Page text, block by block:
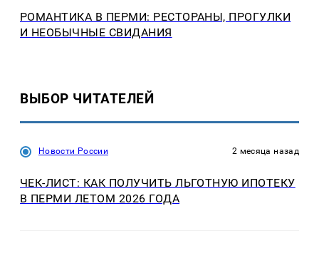
РОМАНТИКА В ПЕРМИ: РЕСТОРАНЫ, ПРОГУЛКИ
И НЕОБЫЧНЫЕ СВИДАНИЯ
ВЫБОР ЧИТАТЕЛЕЙ
Новости России 2 месяца назад
ЧЕК-ЛИСТ: КАК ПОЛУЧИТЬ ЛЬГОТНУЮ ИПОТЕКУ
В ПЕРМИ ЛЕТОМ 2026 ГОДА